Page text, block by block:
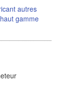
autres
gamme